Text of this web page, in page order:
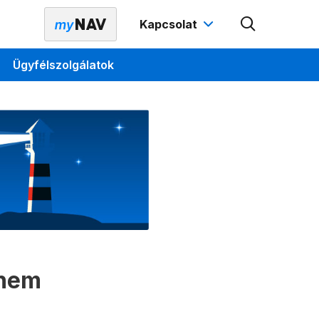
Kapcsolat
Ügyfélszolgálatok